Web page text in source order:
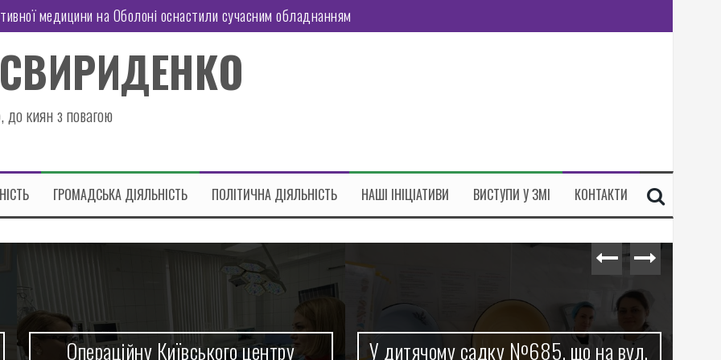
медицини на Оболоні оснастили сучасним обладнанням
оновили кухонний посуд
працює Пункт Незламності
підтримку
отримав гуманітарну допомогу
чи витримає економіка України нові правила гри
киян з повагою
ГРОМАДСЬКА ДІЯЛЬНІСТЬ ПОЛІТИЧНА ДІЯЛЬНІСТЬ НАШІ ІНІЦІАТИВИ ВИСТУПИ У ЗМІ КОНТАКТИ
Операційну Київського центру У дитячому садку №685, що на вул.